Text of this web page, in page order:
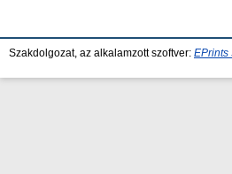
Szakdolgozat, az alkalamzott szoftver: EPrints